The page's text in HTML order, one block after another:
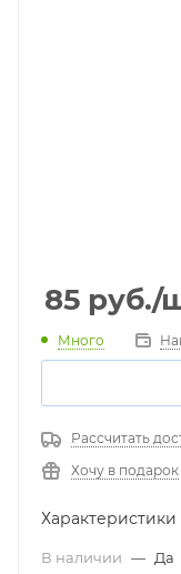
85 руб./
Много
Рассчитать
Хочу в подарок
Характеристики
В наличии — Да